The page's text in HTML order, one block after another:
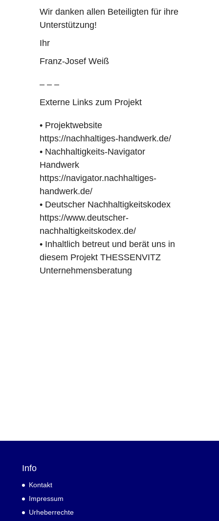
Wir danken allen Beteiligten für ihre
Unterstützung!
Ihr
Franz-Josef Weiß
– – –
Externe Links zum Projekt
• Projektwebsite
https://nachhaltiges-handwerk.de/
• Nachhaltigkeits-Navigator
Handwerk
https://navigator.nachhaltiges-
handwerk.de/
• Deutscher Nachhaltigkeitskodex
https://www.deutscher-
nachhaltigkeitskodex.de/
• Inhaltlich betreut und berät uns in
diesem Projekt THESSENVITZ
Unternehmensberatung
Info
Kontakt
Impressum
Urheberrechte